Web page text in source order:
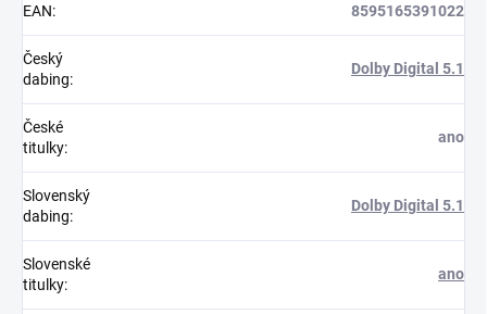
EAN: 8595165391022
Český
dabing:
Dolby Digital 5.1
České
titulky:
ano
Slovenský
dabing:
Dolby Digital 5.1
Slovenské
titulky:
ano